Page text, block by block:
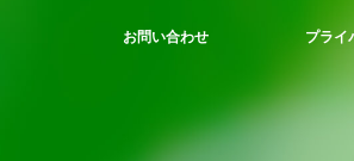
お問い合わせ プライ